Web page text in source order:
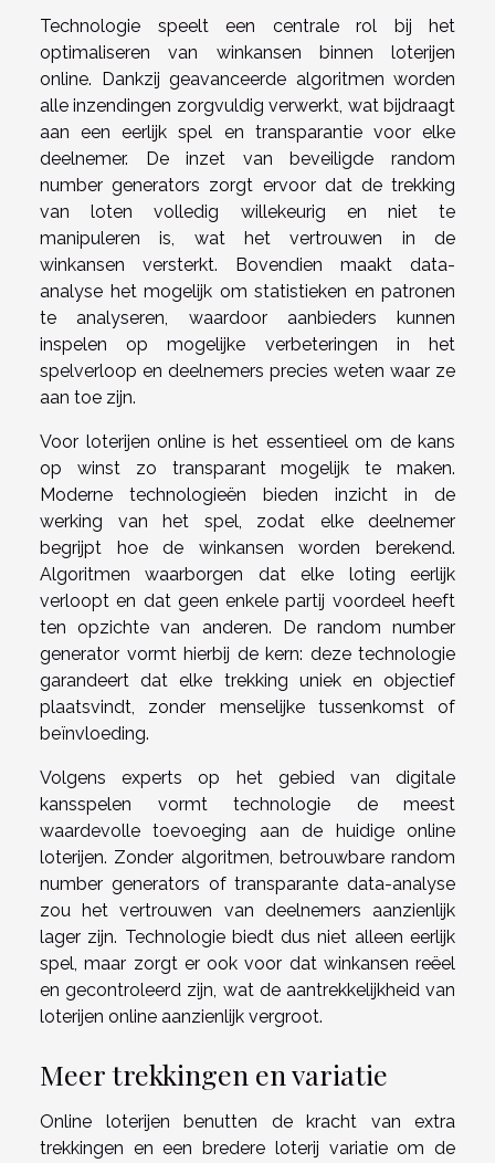
Technologie speelt een centrale rol bij het
optimaliseren van winkansen binnen loterijen
online. Dankzij geavanceerde algoritmen worden
alle inzendingen zorgvuldig verwerkt, wat bijdraagt
aan een eerlijk spel en transparantie voor elke
deelnemer. De inzet van beveiligde random
number generators zorgt ervoor dat de trekking
van loten volledig willekeurig en niet te
manipuleren is, wat het vertrouwen in de
winkansen versterkt. Bovendien maakt data-
analyse het mogelijk om statistieken en patronen
te analyseren, waardoor aanbieders kunnen
inspelen op mogelijke verbeteringen in het
spelverloop en deelnemers precies weten waar ze
aan toe zijn.
Voor loterijen online is het essentieel om de kans
op winst zo transparant mogelijk te maken.
Moderne technologieën bieden inzicht in de
werking van het spel, zodat elke deelnemer
begrijpt hoe de winkansen worden berekend.
Algoritmen waarborgen dat elke loting eerlijk
verloopt en dat geen enkele partij voordeel heeft
ten opzichte van anderen. De random number
generator vormt hierbij de kern: deze technologie
garandeert dat elke trekking uniek en objectief
plaatsvindt, zonder menselijke tussenkomst of
beïnvloeding.
Volgens experts op het gebied van digitale
kansspelen vormt technologie de meest
waardevolle toevoeging aan de huidige online
loterijen. Zonder algoritmen, betrouwbare random
number generators of transparante data-analyse
zou het vertrouwen van deelnemers aanzienlijk
lager zijn. Technologie biedt dus niet alleen eerlijk
spel, maar zorgt er ook voor dat winkansen reëel
en gecontroleerd zijn, wat de aantrekkelijkheid van
loterijen online aanzienlijk vergroot.
Meer trekkingen en variatie
Online loterijen benutten de kracht van extra
trekkingen en een bredere loterij variatie om de